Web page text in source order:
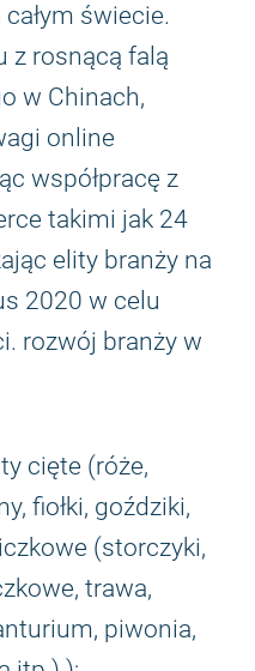
świecie.
z rosnącą falą
w Chinach,
online
współpracę z
takimi jak 24
elity branży na
2020 w celu
rozwój branży w
cięte (róże,
fiołki, goździki,
(storczyki,
trawa,
piwonia,